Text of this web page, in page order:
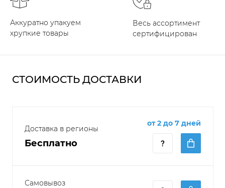
Аккуратно упакуем
хрупкие товары
Весь ассортимент
сертифицирован
СТОИМОСТЬ ДОСТАВКИ
Доставка в регионы
Бесплатно
от 2 до 7 дней
Самовывоз